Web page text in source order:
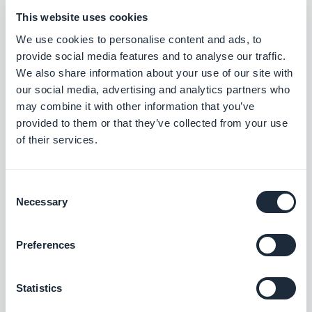
This website uses cookies
We use cookies to personalise content and ads, to
provide social media features and to analyse our traffic.
We also share information about your use of our site with
our social media, advertising and analytics partners who
may combine it with other information that you’ve
provided to them or that they’ve collected from your use
of their services.
Selection
Necessary
Preferences
Statistics
Sezione Articoli
È stato risolto un problema che poteva
causare l'arresto dell'applicazione
quando l'utente toccava un'immagine
all'interno del contenuto. Android
Toolbar Up, è stato risolto un problema
sovrapposizione tra immagini e testo sui